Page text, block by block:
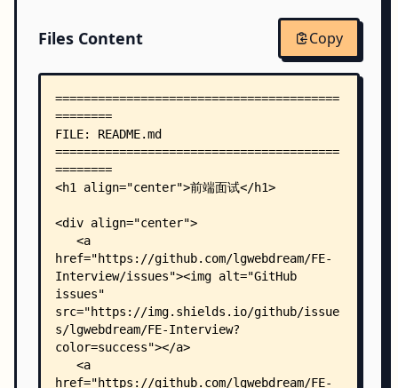
    │           ├── assets/
    │           │   └── index.html
    │           ├── demo01/
    │           │   └── data.mjs
    │           ├── demo02/
    │           │   └── data.js
    │           ├── demo03/
    │           │   ├── math.c
    │           │   └── program.wasm
    │           │   └── index.js
    │           ├── demo05/
    │           │   └── index.js
    │           └── demo06/
    │               └── index.css
    └── summarry/
        ├── algorithm.md
        ├── css.md
        ├── html.md
        ├── http.md
Files Content Copy